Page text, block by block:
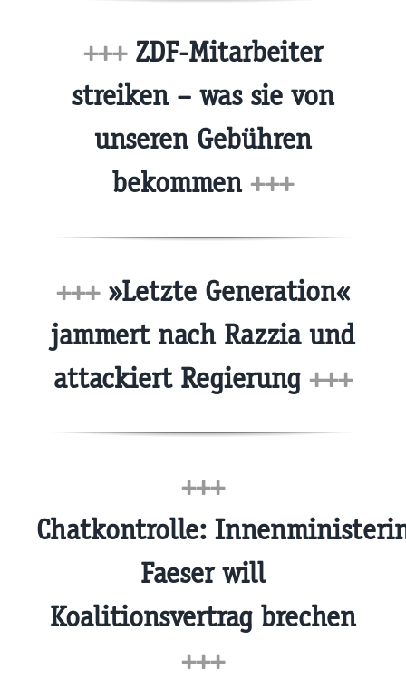
+++ZDF-Mitarbeiter
streiken – was sie von
unseren Gebühren
bekommen +++
+++»Letzte Generation«
jammert nach Razzia und
attackiert Regierung +++
+++
Chatkontrolle:
Faeser will
Koalitionsvertrag brechen
+++